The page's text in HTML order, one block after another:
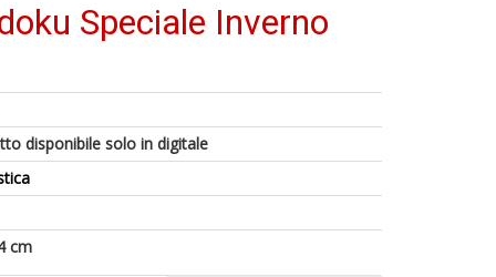
Speciale Inverno
disponibile solo in digitale
cm